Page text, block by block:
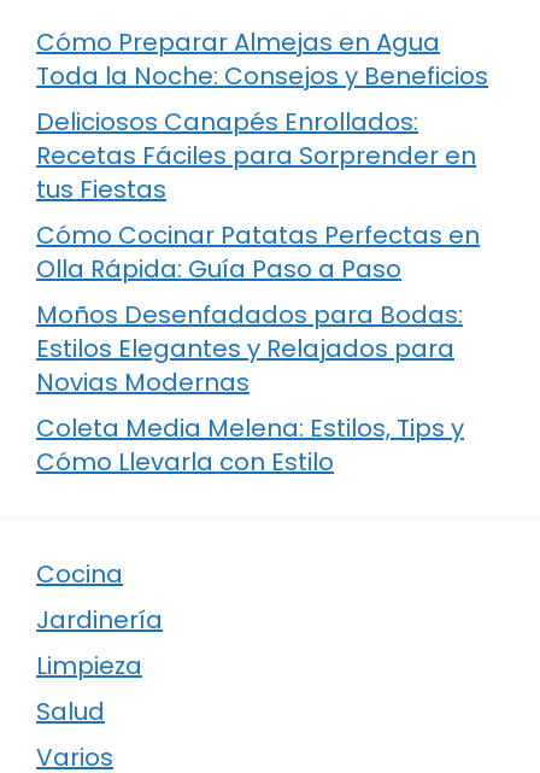
Cómo Preparar Almejas en Agua
Toda la Noche: Consejos y Beneficios
Deliciosos Canapés Enrollados:
Recetas Fáciles para Sorprender en
tus Fiestas
Cómo Cocinar Patatas Perfectas en
Olla Rápida: Guía Paso a Paso
Moños Desenfadados para Bodas:
Estilos Elegantes y Relajados para
Novias Modernas
Coleta Media Melena: Estilos, Tips y
Cómo Llevarla con Estilo
Cocina
Jardinería
Limpieza
Salud
Varios